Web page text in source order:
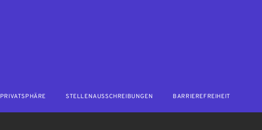
PRIVATSPHÄRE STELLENAUSSCHREIBUNGEN BARRIEREFREIHEIT